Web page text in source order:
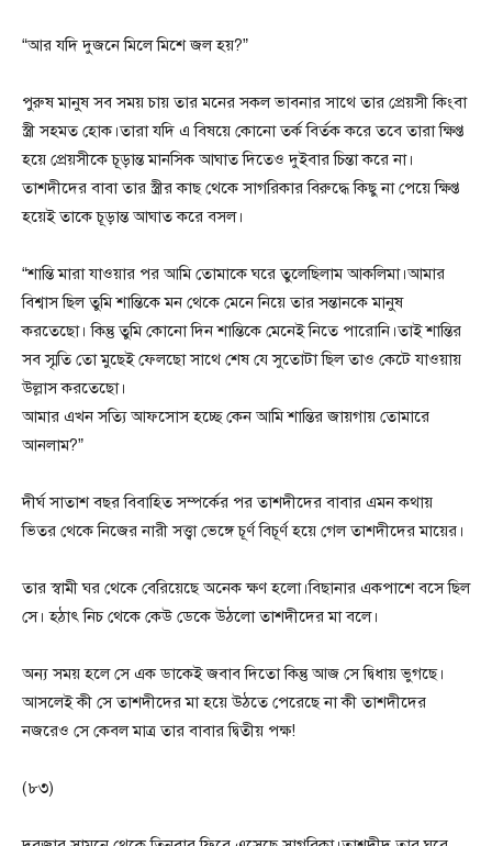
“আর যদি দুজনে মিলে মিশে জল হয়?”
পুরুষ মানুষ সব সময় চায় তার মনের সকল ভাবনার সাথে তার প্রেয়সী কিংবা
স্ত্রী সহমত হোক।তারা যদি এ বিষয়ে কোনো তর্ক বির্তক করে তবে তারা ক্ষিপ্ত
হয়ে প্রেয়সীকে চূড়ান্ত মানসিক আঘাত দিতেও দুইবার চিন্তা করে না।
তাশদীদের বাবা তার স্ত্রীর কাছ থেকে সাগরিকার বিরুদ্ধে কিছু না পেয়ে ক্ষিপ্ত
হয়েই তাকে চূড়ান্ত আঘাত করে বসল।
“শান্তি মারা যাওয়ার পর আমি তোমাকে ঘরে তুলেছিলাম আকলিমা।আমার
বিশ্বাস ছিল তুমি শান্তিকে মন থেকে মেনে নিয়ে তার সন্তানকে মানুষ
করতেছো। কিন্তু তুমি কোনো দিন শান্তিকে মেনেই নিতে পারোনি।তাই শান্তির
সব স্মৃতি তো মুছেই ফেলছো সাথে শেষ যে সুতোটা ছিল তাও কেটে যাওয়ায়
উল্লাস করতেছো।
আমার এখন সত্যি আফসোস হচ্ছে কেন আমি শান্তির জায়গায় তোমারে
আনলাম?”
দীর্ঘ সাতাশ বছর বিবাহিত সম্পর্কের পর তাশদীদের বাবার এমন কথায়
ভিতর থেকে নিজের নারী সত্ত্বা ভেঙ্গে চূর্ণ বিচূর্ণ হয়ে গেল তাশদীদের মায়ের।
তার স্বামী ঘর থেকে বেরিয়েছে অনেক ক্ষণ হলো।বিছানার একপাশে বসে ছিল
সে। হঠাৎ নিচ থেকে কেউ ডেকে উঠলো তাশদীদের মা বলে।
অন্য সময় হলে সে এক ডাকেই জবাব দিতো কিন্তু আজ সে দ্বিধায় ভুগছে।
আসলেই কী সে তাশদীদের মা হয়ে উঠতে পেরেছে না কী তাশদীদের
নজরেও সে কেবল মাত্র তার বাবার দ্বিতীয় পক্ষ!
(৮৩)